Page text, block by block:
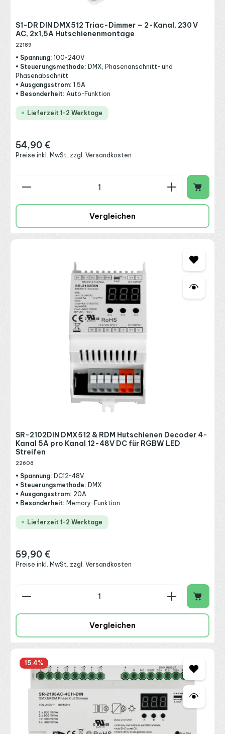
S1-DR DIN DMX512 Triac-Dimmer – 2-Kanal, 230 V
AC, 2x1,5A Hutschienenmontage
22189
• Spannung: 100~240V
• Steuerungsmethode: DMX, Phasenanschnitt- und
Phasenabschnitt
• Ausgangsstrom: 1,5A
• Besonderheit: Auto-Funktion
Lieferzeit 1-2 Werktage
Regulärer Preis:
54,90 €
Preise inkl. MwSt. zzgl. Versandkosten
Produkt Anzahl: Gib den gewünschten Wert
Vergleichen
SR-2102DIN DMX512 & RDM Hutschienen Decoder 4-
Kanal 5A pro Kanal 12-48V DC für RGBW LED
Streifen
22606
• Spannung: DC12~48V
• Steuerungsmethode: DMX
• Ausgangsstrom: 20A
• Besonderheit: Memory-Funktion
Lieferzeit 1-2 Werktage
Regulärer Preis:
59,90 €
Preise inkl. MwSt. zzgl. Versandkosten
Produkt Anzahl: Gib den gewünschten Wert
Vergleichen
15.4%